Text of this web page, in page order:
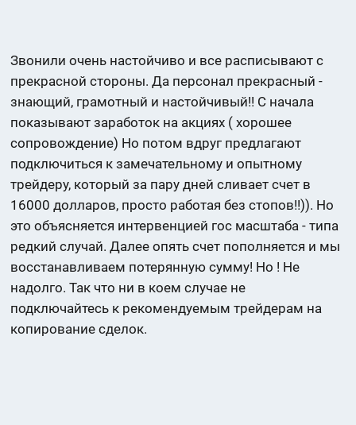
Звонили очень настойчиво и все расписывают с
прекрасной стороны. Да персонал прекрасный -
знающий, грамотный и настойчивый!! С начала
показывают заработок на акциях ( хорошее
сопровождение) Но потом вдруг предлагают
подключиться к замечательному и опытному
трейдеру, который за пару дней сливает счет в
16000 долларов, просто работая без стопов!!)). Но
это объясняется интервенцией гос масштаба - типа
редкий случай. Далее опять счет пополняется и мы
восстанавливаем потерянную сумму! Но ! Не
надолго. Так что ни в коем случае не
подключайтесь к рекомендуемым трейдерам на
копирование сделок.